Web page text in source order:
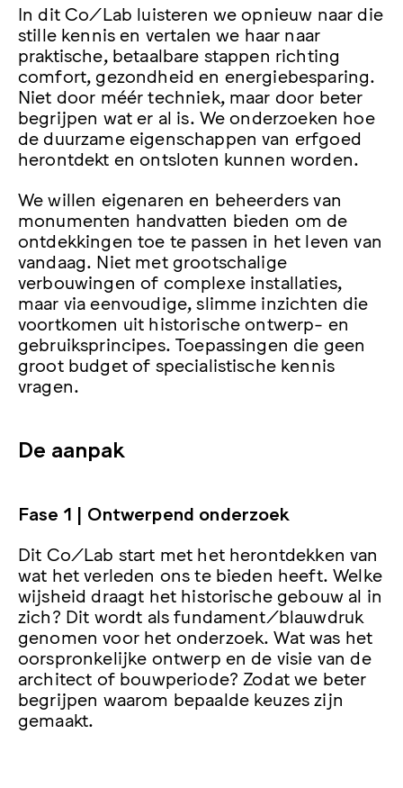
In dit Co/Lab luisteren we opnieuw naar die
stille kennis en vertalen we haar naar
praktische, betaalbare stappen richting
comfort, gezondheid en energiebesparing.
Niet door méér techniek, maar door beter
begrijpen wat er al is. We onderzoeken hoe
de duurzame eigenschappen van erfgoed
herontdekt en ontsloten kunnen worden.
We willen eigenaren en beheerders van
monumenten handvatten bieden om de
ontdekkingen toe te passen in het leven van
vandaag. Niet met grootschalige
verbouwingen of complexe installaties,
maar via eenvoudige, slimme inzichten die
voortkomen uit historische ontwerp- en
gebruiksprincipes. Toepassingen die geen
groot budget of specialistische kennis
vragen.
De aanpak
Fase 1 | Ontwerpend onderzoek
Dit Co/Lab start met het herontdekken van
wat het verleden ons te bieden heeft. Welke
wijsheid draagt het historische gebouw al in
zich? Dit wordt als fundament/blauwdruk
genomen voor het onderzoek. Wat was het
oorspronkelijke ontwerp en de visie van de
architect of bouwperiode? Zodat we beter
begrijpen waarom bepaalde keuzes zijn
gemaakt.